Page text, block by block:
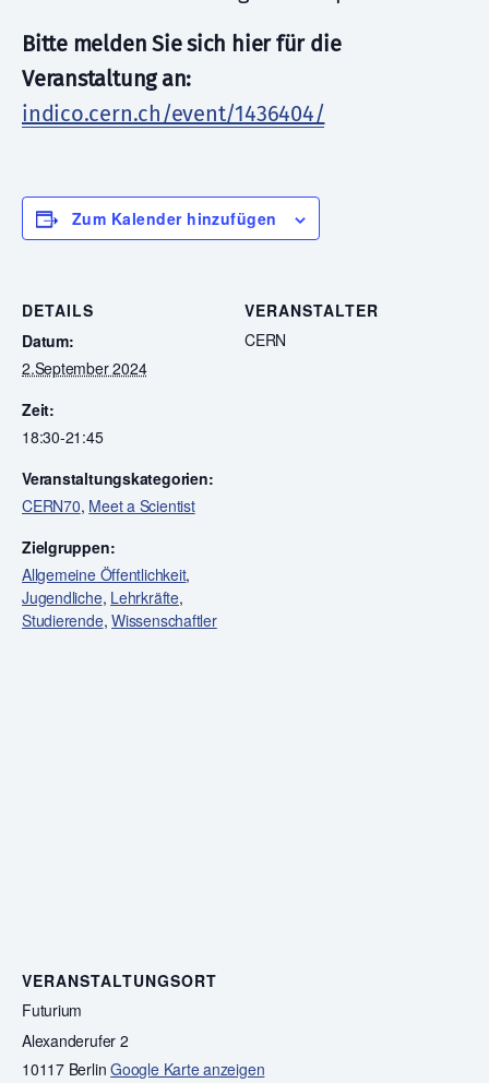
Bitte melden Sie sich hier für die
Veranstaltung an:
indico.cern.ch/event/1436404/
Zum Kalender hinzufügen
DETAILS
Datum:
2.September 2024
Zeit:
18:30-21:45
Veranstaltungskategorien:
CERN70, Meet a Scientist
Zielgruppen:
Allgemeine Öffentlichkeit,
Jugendliche, Lehrkräfte,
Studierende,Wissenschaftler
VERANSTALTER
CERN
VERANSTALTUNGSORT
Futurium
Alexanderufer 2
10117 BerlinGoogle Karte anzeigen